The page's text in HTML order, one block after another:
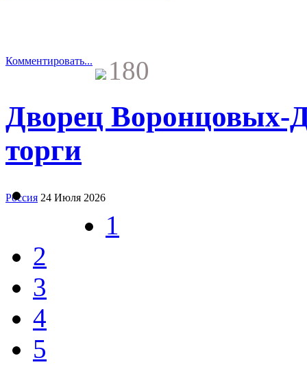
Комментировать... 180
Дворец Воронцовых-
торги
Россия 24 Июля 2026
1
2
3
4
5